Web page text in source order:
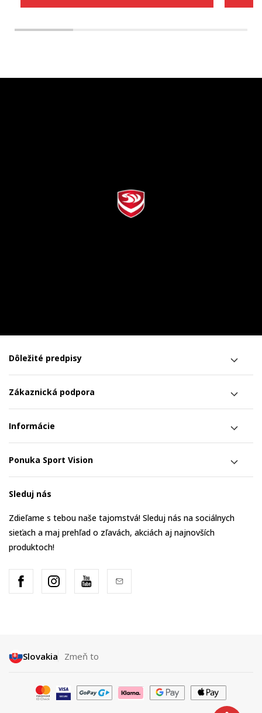
Dôležité predpisy
Zákaznická podpora
Informácie
Ponuka Sport Vision
Sleduj nás
Zdieľame s tebou naše tajomstvá! Sleduj nás na sociálnych
sieťach a maj prehľad o zľavách, akciách aj najnovších
produktoch!
Slovakia Zmeň to